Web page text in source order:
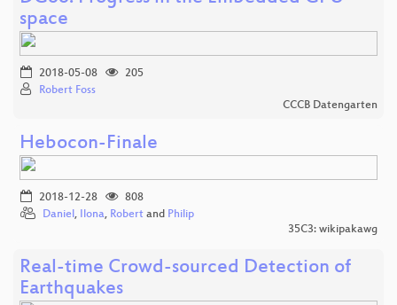
space
2018-05-08
205
Robert Foss
CCCB Datengarten
Hebocon-Finale
2018-12-28
808
Daniel, Ilona, Robert and Philip
35C3: wikipakawg
Real-time Crowd-sourced Detection of
Earthquakes